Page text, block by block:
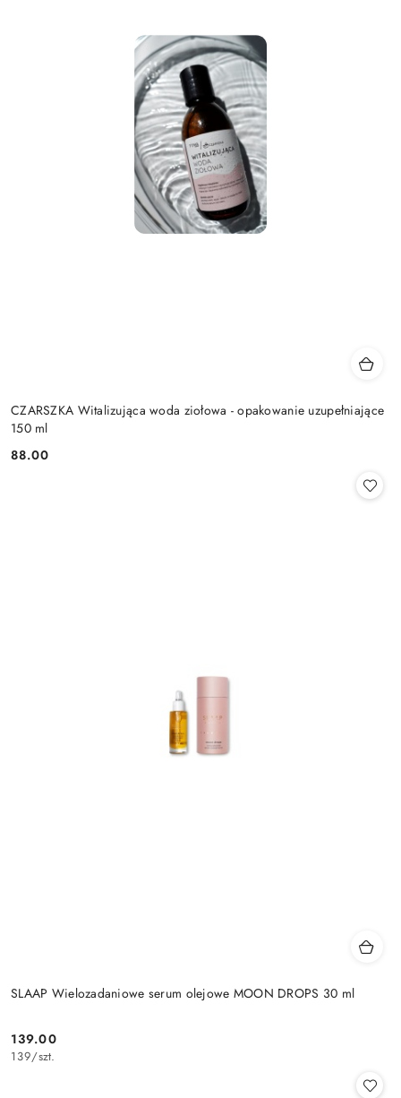
CZARSZKA Witalizująca woda ziołowa - opakowanie uzupełniające
150 ml
Cena:
88.00
SLAAP Wielozadaniowe serum olejowe MOON DROPS 30 ml
Cena:
139.00
139/szt.